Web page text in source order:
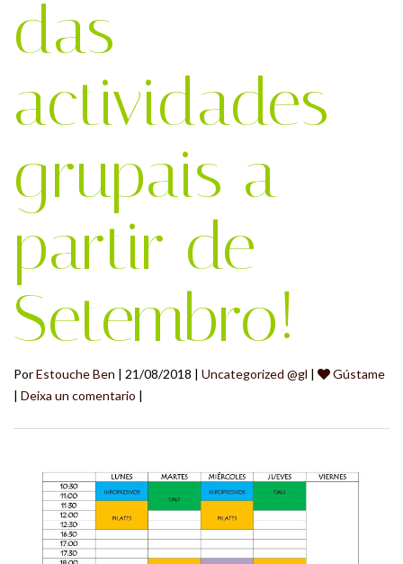
das
actividades
grupais a
partir de
Setembro!
PorEstouche Ben | 21/08/2018 | Uncategorized @gl |
Gústame
| Deixa un comentario |